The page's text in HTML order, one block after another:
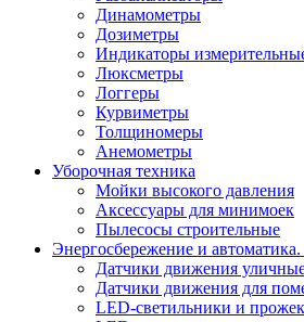
Динамометры
Дозиметры
Индикаторы
Люксметры
Логгеры
Курвиметры
Толщиномеры
Анемометры
Уборочная техника
Мойки высокого давления
Аксессуары для минимоек
Пылесосы строительные
Энергосбережение и
Датчики движения
Датчики движения для
LED-светильники и